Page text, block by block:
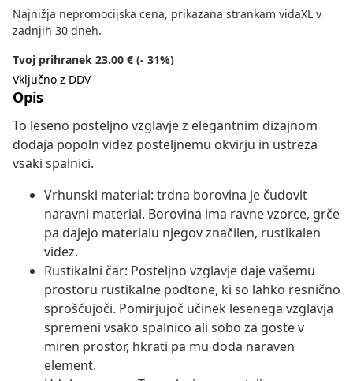
Najnižja nepromocijska cena, prikazana strankam vidaXL v
zadnjih 30 dneh.
Tvoj prihranek 23.00 € (- 31%)
Vključno z DDV
Opis
To leseno posteljno vzglavje z elegantnim dizajnom
dodaja popoln videz posteljnemu okvirju in ustreza
vsaki spalnici.
Vrhunski material: trdna borovina je čudovit
naravni material. Borovina ima ravne vzorce, grče
pa dajejo materialu njegov značilen, rustikalen
videz.
Rustikalni čar: Posteljno vzglavje daje vašemu
prostoru rustikalne podtone, ki so lahko resnično
sproščujoči. Pomirjujoč učinek lesenega vzglavja
spremeni vsako spalnico ali sobo za goste v
miren prostor, hkrati pa mu doda naraven
element.